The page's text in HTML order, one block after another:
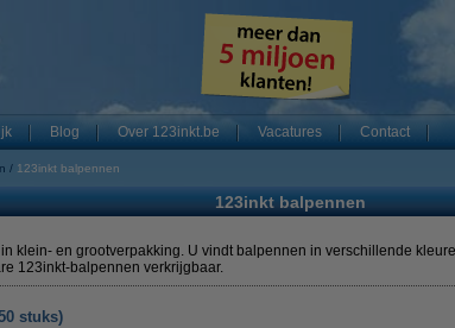
Blog Over 123inkt.be Vacatures Contact
123inkt balpennen
123inkt balpennen
klein- en grootverpakking. U vindt balpennen in verschillende
123inkt-balpennen verkrijgbaar.
stuks)